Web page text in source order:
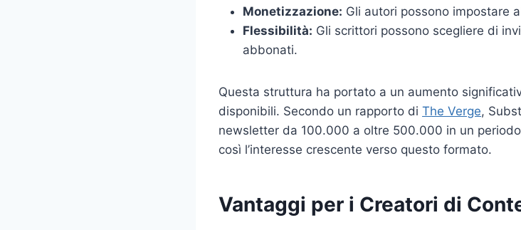
Monetizzazione: Gli autori possono impostare
Flessibilità: Gli scrittori possono scegliere di
abbonati.
Questa struttura ha portato a un aumento
disponibili. Secondo un rapporto di The Verge,
newsletter da 100.000 a oltre 500.000 in un
così l’interesse crescente verso questo formato.
Vantaggi per i Creatori di